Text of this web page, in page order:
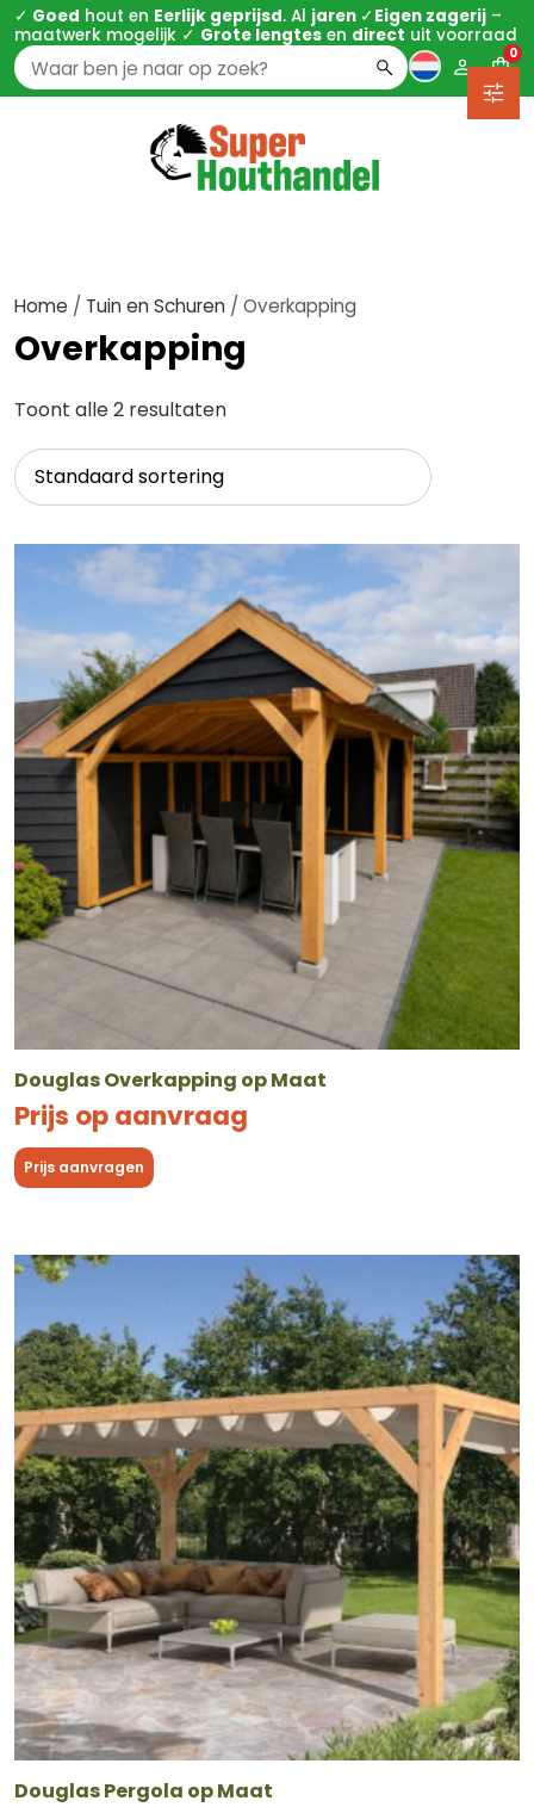
✓ Goed hout en Eerlijk geprijsd. Al jaren ✓Eigen zagerij –
maatwerk mogelijk ✓ Grote lengtes en direct uit voorraad
Zoeken
naar:
0
Home / Tuin en Schuren / Overkapping
Overkapping
Toont alle 2 resultaten
Douglas Overkapping op Maat
Prijs op aanvraag
Prijs aanvragen
Douglas Pergola op Maat